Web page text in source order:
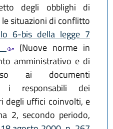
degli obblighi di
situazioni di conflitto
6-bis della legge 7
(Nuove norme in
amministrativo e di
ai documenti
i responsabili dei
degli uffici coinvolti, e
2, secondo periodo,